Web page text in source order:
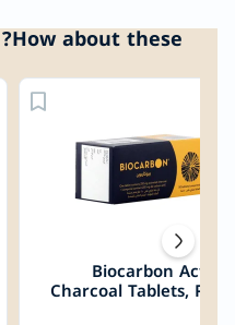
How about these?
Biocarbon
Charcoal Tablets,